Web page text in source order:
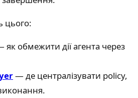
цього:
як обмежити дії агента через
— де централізувати policy,